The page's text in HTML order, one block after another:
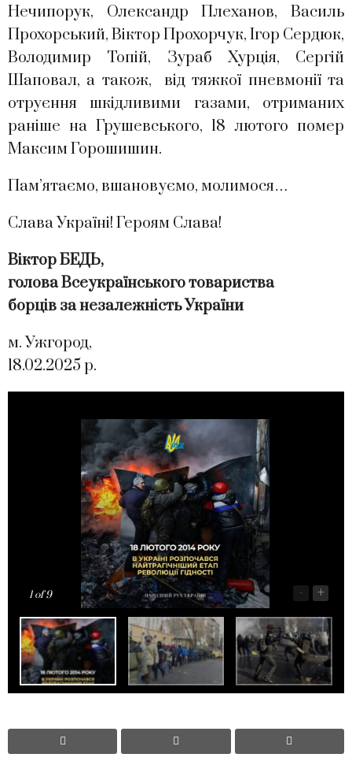
Нечипорук, Олександр Плеханов, Василь
Прохорський, Віктор Прохорчук, Ігор Сердюк,
Володимир Топій, Зураб Хурція, Сергій
Шаповал, а також, від тяжкої пневмонії та
отруєння шкідливими газами, отриманих
раніше на Грушевського, 18 лютого помер
Максим Горошишин.
Пам’ятаємо, вшановуємо, молимося…
Слава Україні! Героям Слава!
Віктор БЕДЬ,
голова Всеукраїнського товариства
борців за незалежність України
м. Ужгород,
18.02.2025 р.
1of 9 - +